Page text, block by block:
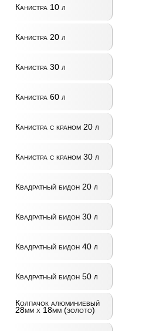
Канистра 10 л
Канистра 20 л
Канистра 30 л
Канистра 60 л
Канистра с краном 20 л
Канистра с краном 30 л
Квадратный бидон 20 л
Квадратный бидон 30 л
Квадратный бидон 40 л
Квадратный бидон 50 л
Колпачок алюминиевый
28мм x 18мм (золото)